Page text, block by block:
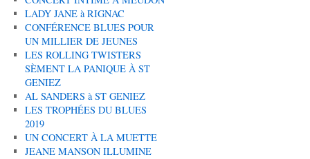
LADY JANE à RIGNAC
CONFÉRENCE BLUES POUR
UN MILLIER DE JEUNES
LES ROLLING TWISTERS
SÈMENT LA PANIQUE À ST
GENIEZ
AL SANDERS à ST GENIEZ
LES TROPHÉES DU BLUES
2019
UN CONCERT À LA MUETTE
JEANE MANSON ILLUMINE